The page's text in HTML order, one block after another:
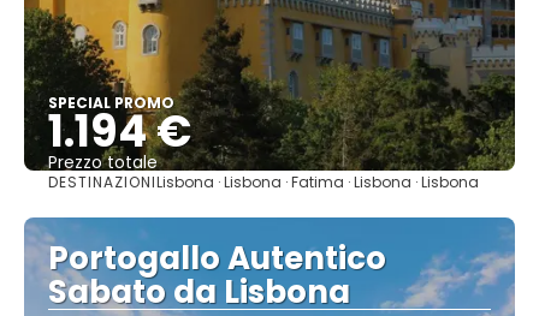
SPECIAL PROMO
1.194 €
Prezzo totale
Vedere
DESTINAZIONILisbona · Lisbona · Fatima · Lisbona · Lisbona
Portogallo Autentico
Sabato da Lisbona